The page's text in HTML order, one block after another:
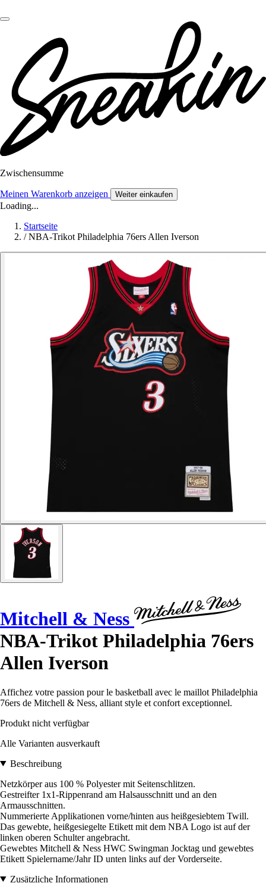
Zwischensumme
Meinen Warenkorb anzeigen Weiter einkaufen
Loading...
Startseite
/ NBA-Trikot Philadelphia 76ers Allen Iverson
Mitchell & Ness
NBA-Trikot Philadelphia 76ers
Allen Iverson
Affichez votre passion pour le basketball avec le maillot Philadelphia
76ers de Mitchell & Ness, alliant style et confort exceptionnel.
Produkt nicht verfügbar
Alle Varianten ausverkauft
Beschreibung
Netzkörper aus 100 % Polyester mit Seitenschlitzen.
Gestreifter 1x1-Rippenrand am Halsausschnitt und an den
Armausschnitten.
Nummerierte Applikationen vorne/hinten aus heißgesiebtem Twill.
Das gewebte, heißgesiegelte Etikett mit dem NBA Logo ist auf der
linken oberen Schulter angebracht.
Gewebtes Mitchell & Ness HWC Swingman Jocktag und gewebtes
Etikett Spielername/Jahr ID unten links auf der Vorderseite.
Zusätzliche Informationen